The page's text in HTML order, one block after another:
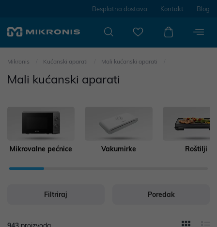
Besplatna dostava Kontakt Blog
Mikronis Kućanski aparati Mali kućanski aparati
Mali kućanski aparati
Mikrovalne pećnice Vakumirke Roštilji
Filtriraj Poredak